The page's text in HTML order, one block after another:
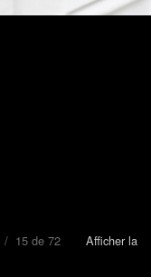
/ 15 de 72 Afficher la